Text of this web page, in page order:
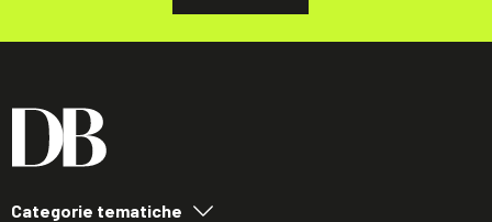
Categorie tematiche